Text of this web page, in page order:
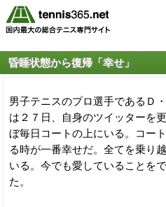
昏睡状態から復帰「幸せ」
男子テニスのプロ選手であるＤ
は２７日、自身のツイッターを
ぼ毎日コートの上にいる。コー
る時が一番幸せだ。全てを乗り
いる。今でも愛していることを
た。